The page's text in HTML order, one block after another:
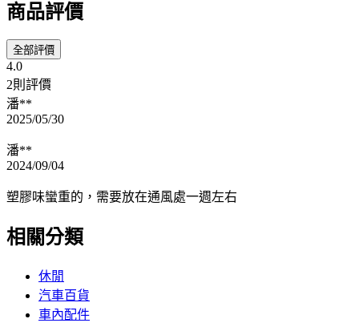
商品評價
全部評價
4.0
2則評價
潘**
2025/05/30
潘**
2024/09/04
塑膠味蠻重的，需要放在通風處一週左右
相關分類
休閒
汽車百貨
車內配件